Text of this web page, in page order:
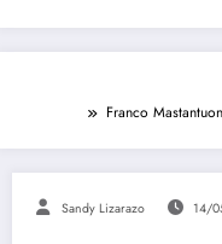
Franco
Sandy Lizarazo 14/